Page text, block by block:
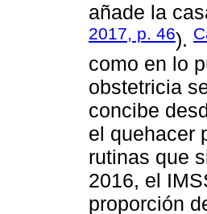
añade la
2017, p. 46).
como en lo
obstetricia
concibe
el quehacer
rutinas que
2016, el
proporción